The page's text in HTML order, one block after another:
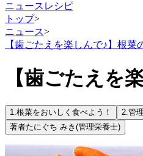
ニュース レシピ
トップ>
ニュース>
【歯ごたえを楽しんで♪】根
【歯ごたえを
1.根菜をおいしく食べよう！ 2.管
著者たにぐち みき (管理栄養士)